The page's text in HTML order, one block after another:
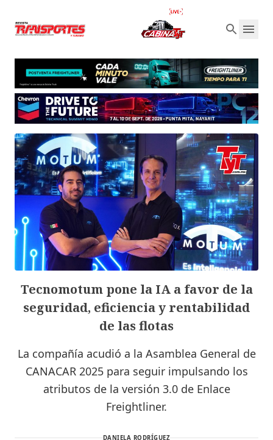
Tecnomotum pone la IA a favor de la
seguridad, eficiencia y rentabilidad
de las flotas
La compañía acudió a la Asamblea General de
CANACAR 2025 para seguir impulsando los
atributos de la versión 3.0 de Enlace
Freightliner.
DANIELA RODRÍGUEZ